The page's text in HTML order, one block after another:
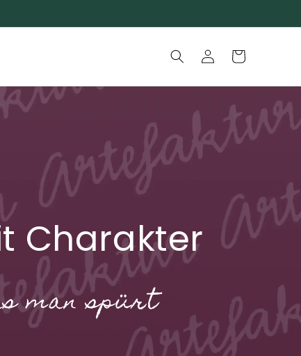
EinloggenWarenkorb
Charakter
man spürt